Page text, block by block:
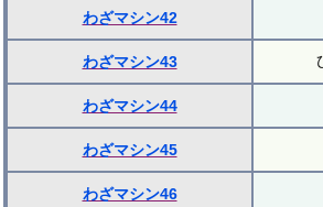
わざマシン42
わざマシン43
わざマシン44
わざマシン45
わざマシン46